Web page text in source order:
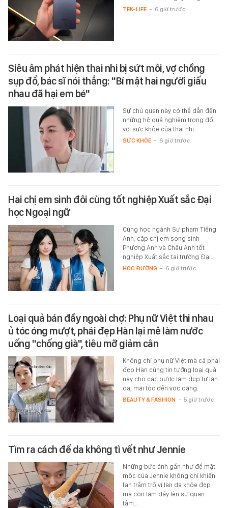
TEK-LIFE - 6 giờ trước
Siêu âm phát hiện thai nhi bị sứt môi, vợ chồng
sụp đổ, bác sĩ nói thẳng: "Bí mật hai người giấu
nhau đã hại em bé"
Sự chủ quan này có thể dẫn đến
những hệ quả nghiêm trọng đối
với sức khỏe của thai nhi.
SỨC KHỎE - 6 giờ trước
Hai chị em sinh đôi cùng tốt nghiệp Xuất sắc Đại
học Ngoại ngữ
Cùng học ngành Sư phạm Tiếng
Anh, cặp chị em song sinh
Phương Anh và Châu Anh tốt
nghiệp Xuất sắc tại trường Đại…
HỌC ĐƯỜNG - 6 giờ trước
Loại quả bán đầy ngoài chợ: Phụ nữ Việt thi nhau
ủ tóc óng mượt, phái đẹp Hàn lại mê làm nước
uống "chống già", tiêu mỡ giảm cân
Không chỉ phụ nữ Việt mà cả phái
đẹp Hàn cũng tin tưởng loại quả
này cho các bước làm đẹp từ làn
da, mái tóc đến vóc dáng.
BEAUTY & FASHION - 5 giờ trước
Tìm ra cách để da không tì vết như Jennie
Những bức ảnh gần như để mặt
mộc của Jennie không chỉ khiến
fan trầm trồ vì làn da khỏe đẹp
mà còn làm dấy lên sự quan
tâm…